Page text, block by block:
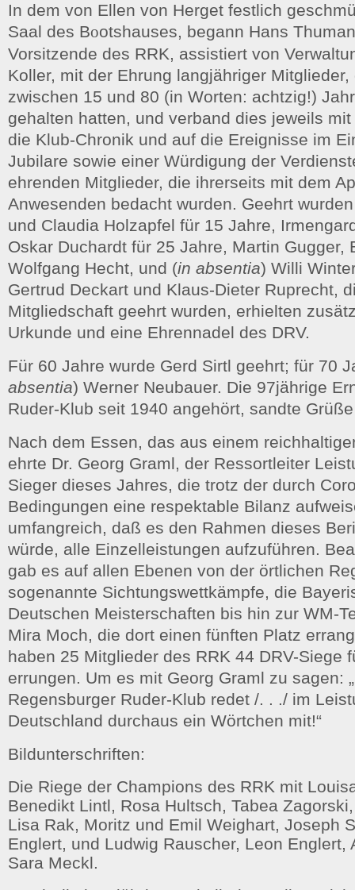
In dem von Ellen von Herget festlich
Saal des Bootshauses, begann Hans
Vorsitzende des RRK, assistiert von
Koller, mit der Ehrung langjähriger
zwischen 15 und 80 (in Worten: achtzig!)
gehalten hatten, und verband dies jeweils
die Klub-Chronik und auf die Ereignisse im
Jubilare sowie einer Würdigung der
ehrenden Mitglieder, die ihrerseits mit dem
Anwesenden bedacht wurden. Geehrt
und Claudia Holzapfel für 15 Jahre,
Oskar Duchardt für 25 Jahre, Martin Gugger,
Wolfgang Hecht, und (in absentia) Willi
Gertrud Deckart und Klaus-Dieter Ruprecht,
Mitgliedschaft geehrt wurden, erhielten
Urkunde und eine Ehrennadel des DRV.
Für 60 Jahre wurde Gerd Sirtl geehrt; für 70
absentia) Werner Neubauer. Die 97jährige
Ruder-Klub seit 1940 angehört, sandte
Nach dem Essen, das aus einem
ehrte Dr. Georg Graml, der Ressortleiter
Sieger dieses Jahres, die trotz der durch
Bedingungen eine respektable Bilanz
umfangreich, daß es den Rahmen dieses
würde, alle Einzelleistungen aufzuführen.
gab es auf allen Ebenen von der örtlichen
sogenannte Sichtungswettkämpfe, die
Deutschen Meisterschaften bis hin zur WM-
Mira Moch, die dort einen fünften Platz
haben 25 Mitglieder des RRK 44 DRV-Siege
errungen. Um es mit Georg Graml zu sagen:
Regensburger Ruder-Klub redet /. . ./ im
Deutschland durchaus ein Wörtchen mit!“
Bildunterschriften:
Die Riege der Champions des RRK mit
Benedikt Lintl, Rosa Hultsch, Tabea
Lisa Rak, Moritz und Emil Weighart, Joseph
Englert, und Ludwig Rauscher, Leon Englert,
Sara Meckl.